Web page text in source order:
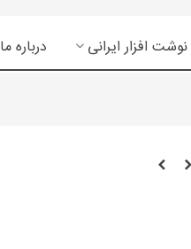
نوشت افزار ایرانی درباره ما